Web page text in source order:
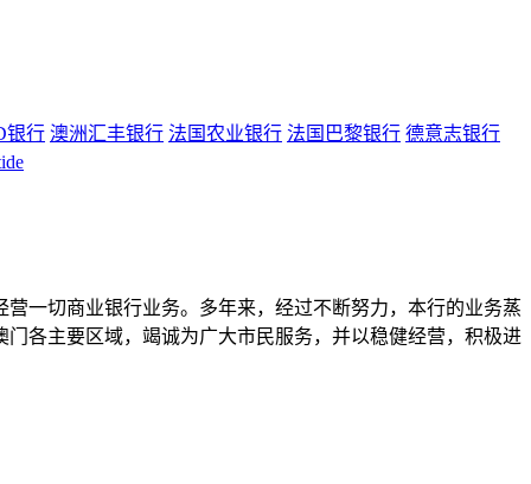
银行 澳洲汇丰银行 法国农业银行 法国巴黎银行 德意志银行
一切商业银行业务。多年来，经过不断努力，本行的业务蒸
各主要区域，竭诚为广大市民服务，并以稳健经营，积极进